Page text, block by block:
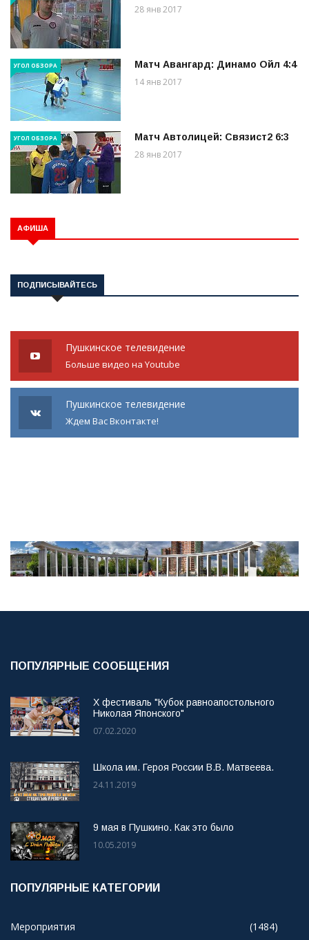
28 янв 2017
УГОЛ ОБЗОРА Матч Авангард: Динамо Ойл 4:4
14 янв 2017
УГОЛ ОБЗОРА Матч Автолицей: Связист2 6:3
28 янв 2017
АФИША
ПОДПИСЫВАЙТЕСЬ
Пушкинское телевидение
Больше видео на Youtube
Пушкинское телевидение
Ждем Вас Вконтакте!
ПОПУЛЯРНЫЕ СООБЩЕНИЯ
X фестиваль "Кубок равноапостольного
Николая Японского"
07.02.2020
Школа им. Героя России В.В. Матвеева.
24.11.2019
9 мая в Пушкино. Как это было
10.05.2019
ПОПУЛЯРНЫЕ КАТЕГОРИИ
Мероприятия (1484)